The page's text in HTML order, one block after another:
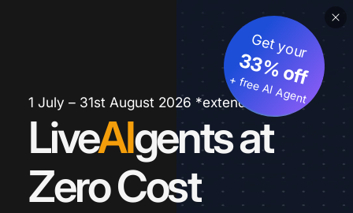
1 July – 31st August 2026 *extended
LiveAIgents at
Zero Cost
Get your
33% off
+ free AI Agent